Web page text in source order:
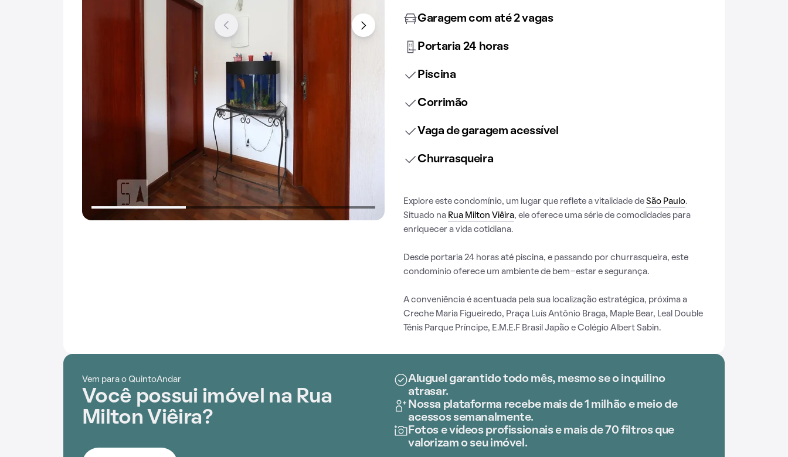
Garagem com até 2 vagas
Portaria 24 horas
Piscina
Corrimão
Vaga de garagem acessível
Churrasqueira
Explore este condomínio, um lugar que reflete a vitalidade de São Paulo.
Situado na Rua Milton Viêira, ele oferece uma série de comodidades para
enriquecer a vida cotidiana.
Desde portaria 24 horas até piscina, e passando por churrasqueira, este
condomínio oferece um ambiente de bem-estar e segurança.
A conveniência é acentuada pela sua localização estratégica, próxima a
Creche Maria Figueiredo, Praça Luís Antônio Braga, Maple Bear, Leal Double
Tênis Parque Príncipe, E.M.E.F Brasil Japão e Colégio Albert Sabin.
Vem para o QuintoAndar
Você possui imóvel na Rua
Milton Viêira?
Aluguel garantido todo mês, mesmo se o inquilino
atrasar.
Nossa plataforma recebe mais de 1 milhão e meio de
acessos semanalmente.
Fotos e vídeos profissionais e mais de 70 filtros que
valorizam o seu imóvel.